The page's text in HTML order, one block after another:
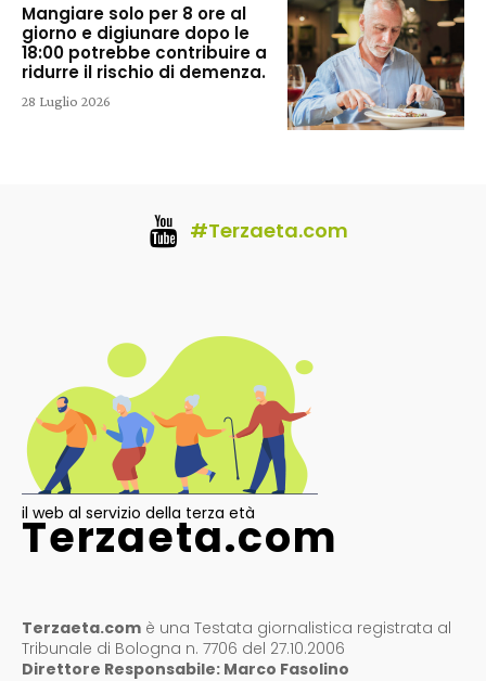
Mangiare solo per 8 ore al
giorno e digiunare dopo le
18:00 potrebbe contribuire a
ridurre il rischio di demenza.
28 Luglio 2026
#Terzaeta.com
il web al servizio della terza età
Terzaeta.com
Terzaeta.com è una Testata giornalistica registrata al
Tribunale di Bologna n. 7706 del 27.10.2006
Direttore Responsabile: Marco Fasolino